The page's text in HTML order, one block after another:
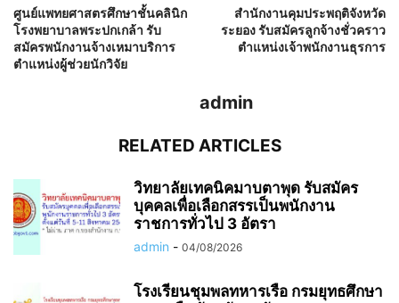
ศูนย์แพทยศาสตรศึกษาชั้นคลินิก
โรงพยาบาลพระปกเกล้า รับ
สมัครพนักงานจ้างเหมาบริการ
ตำแหน่งผู้ช่วยนักวิจัย
สำนักงานคุมประพฤติจังหวัด
ระยอง รับสมัครลูกจ้างชั่วคราว
ตำแหน่งเจ้าพนักงานธุรการ
admin
RELATED ARTICLES
วิทยาลัยเทคนิคมาบตาพุด รับสมัคร
บุคคลเพื่อเลือกสรรเป็นพนักงาน
ราชการทั่วไป 3 อัตรา
admin - 04/08/2026
โรงเรียนชุมพลทหารเรือ กรมยุทธศึกษา